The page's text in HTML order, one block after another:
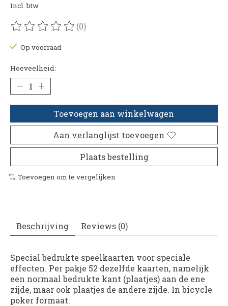
Incl. btw
De beoordeling van dit product is
(0)
Op voorraad
Hoeveelheid:
Toevoegen aan winkelwagen
Aan verlanglijst toevoegen
Plaats bestelling
Toevoegen om te vergelijken
Beschrijving Reviews (0)
Special bedrukte speelkaarten voor speciale
effecten. Per pakje 52 dezelfde kaarten, namelijk
een normaal bedrukte kant (plaatjes) aan de ene
zijde, maar ook plaatjes de andere zijde. In bicycle
poker formaat.